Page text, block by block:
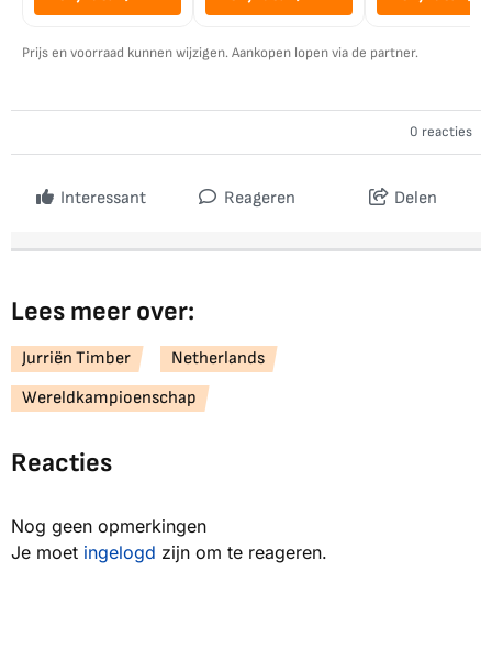
Prijs en voorraad kunnen wijzigen. Aankopen lopen via de partner.
0 reacties
Interessant Reageren Delen
Lees meer over:
Jurriën Timber
Netherlands
Wereldkampioenschap
Reacties
Nog geen opmerkingen
Je moet ingelogd zijn om te reageren.